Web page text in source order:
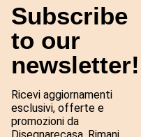
Subscribe
to our
newsletter!
Ricevi aggiornamenti
esclusivi, offerte e
promozioni da